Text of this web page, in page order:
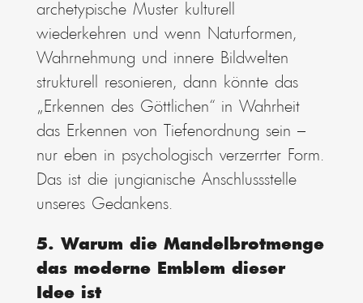
archetypische Muster kulturell
wiederkehren und wenn Naturformen,
Wahrnehmung und innere Bildwelten
strukturell resonieren, dann könnte das
„Erkennen des Göttlichen“ in Wahrheit
das Erkennen von Tiefenordnung sein –
nur eben in psychologisch verzerrter Form.
Das ist die jungianische Anschlussstelle
unseres Gedankens.
5. Warum die Mandelbrotmenge
das moderne Emblem dieser
Idee ist